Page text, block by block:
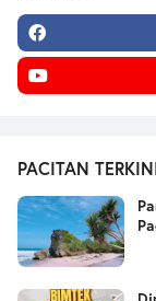
PACITAN